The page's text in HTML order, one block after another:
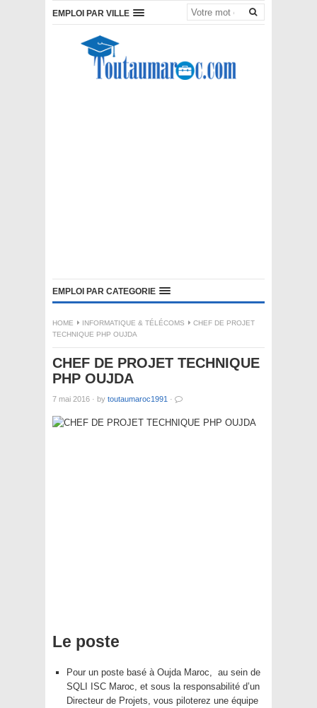
EMPLOI PAR VILLE
EMPLOI PAR CATEGORIE
HOME INFORMATIQUE & TÉLÉCOMS
CHEF DE PROJET
TECHNIQUE PHP OUJDA
CHEF DE PROJET TECHNIQUE
PHP OUJDA
7 mai 2016 · by toutaumaroc1991 ·
Le poste
Pour un poste basé à Oujda Maroc, au sein de
SQLI ISC Maroc, et sous la responsabilité d’un
Directeur de Projets, vous piloterez une équipe